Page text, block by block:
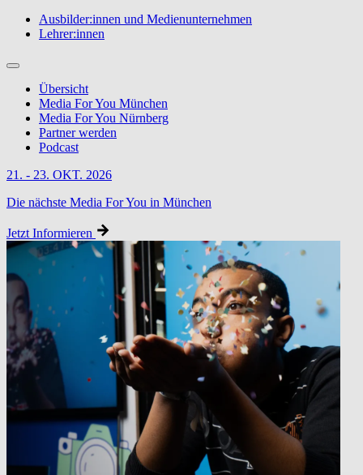
Ausbilder:innen und Medienunternehmen
Lehrer:innen
Übersicht
Media For You München
Media For You Nürnberg
Partner werden
Podcast
21. - 23. OKT. 2026
Die nächste Media For You in München
Jetzt Informieren